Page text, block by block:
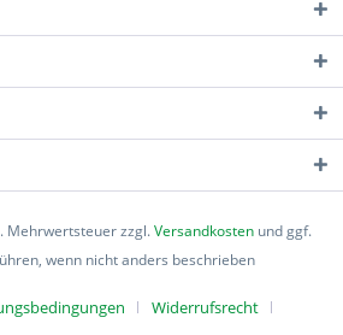
Mehrwertsteuer zzgl.Versandkosten und ggf.
wenn nicht anders beschrieben
Widerrufsrecht